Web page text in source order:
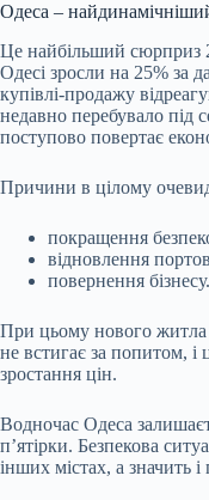
Одеса –
Це найбільший сюрприз
Одесі зросли на 25% за
купівлі-продажу
недавно перебувало під
поступово повертає
Причини в цілому
покращення
відновлення
повернення бізнесу.
При цьому нового житла
не встигає за попитом,
зростання цін.
Водночас Одеса
п’ятірки. Безпекова
інших містах, а значить